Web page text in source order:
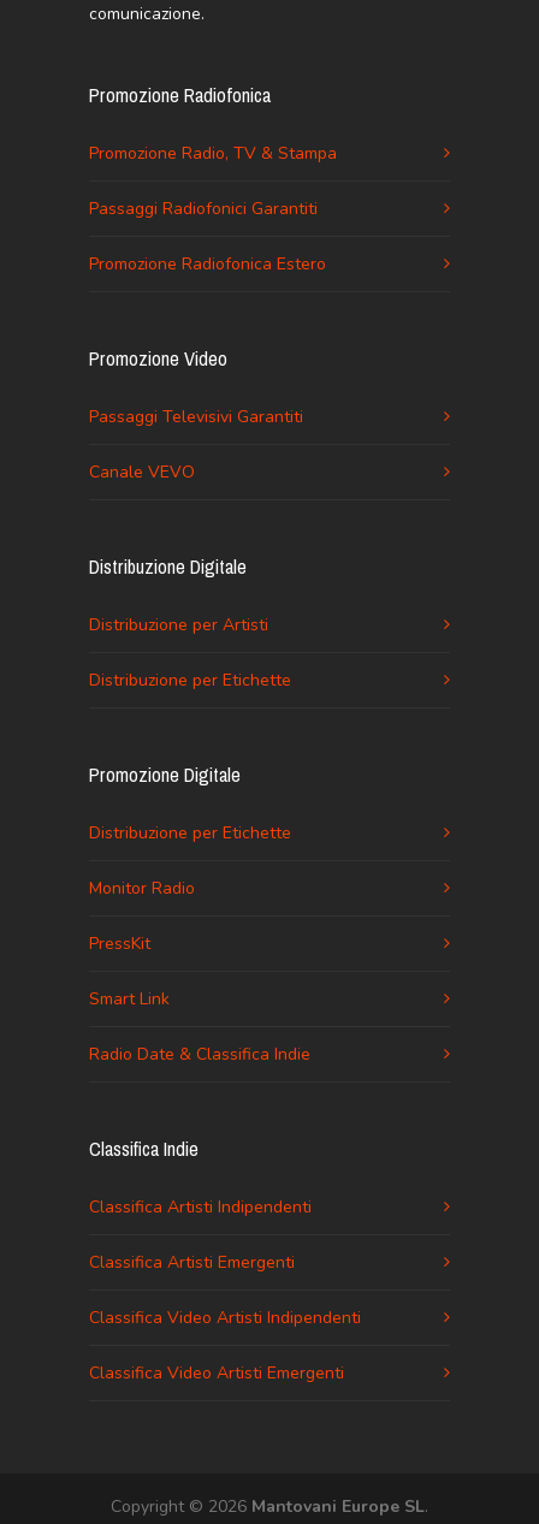
comunicazione.
Promozione Radiofonica
Promozione Radio, TV & Stampa
Passaggi Radiofonici Garantiti
Promozione Radiofonica Estero
Promozione Video
Passaggi Televisivi Garantiti
Canale VEVO
Distribuzione Digitale
Distribuzione per Artisti
Distribuzione per Etichette
Promozione Digitale
Distribuzione per Etichette
Monitor Radio
PressKit
Smart Link
Radio Date & Classifica Indie
Classifica Indie
Classifica Artisti Indipendenti
Classifica Artisti Emergenti
Classifica Video Artisti Indipendenti
Classifica Video Artisti Emergenti
Copyright © 2026 Mantovani Europe SL.